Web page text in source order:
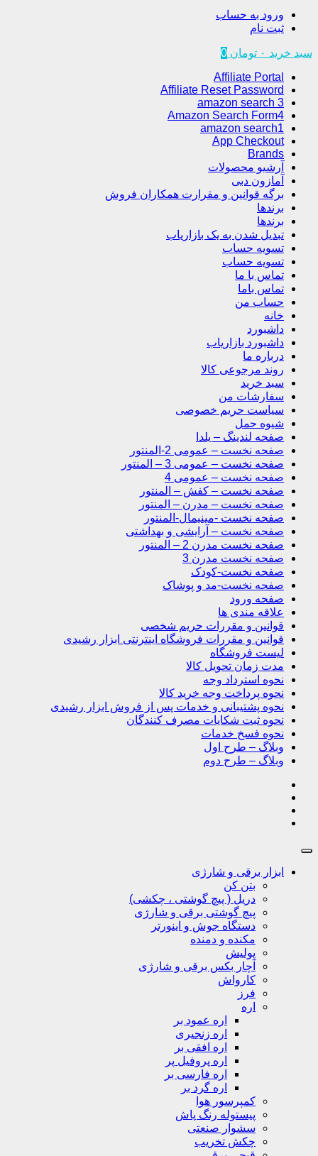
ورود به حساب
ثبت نام
سبد خرید ۰ تومان 0
Affiliate Portal
Affiliate Reset Password
amazon search 3
Amazon Search Form4
amazon search1
App Checkout
Brands
آرشیو محصولات
آمازون دبی
برگه قوانین و مقرارت همکاران فروش
برندها
برندها
تبدیل شدن به یک بازاریاب
تسویه حساب
تسویه حساب
تماس با ما
تماس باما
حساب من
خانه
داشبورد
داشبورد بازاریاب
درباره ما
روند مرجوعی کالا
سبد خرید
سفارشات من
سیاست حریم خصوصی
شیوه حمل
صفحه لندینگ – یلدا
صفحه نخست – عمومی 2-المنتور
صفحه نخست – عمومی 3 – المنتور
صفحه نخست – عمومی 4
صفحه نخست – کفش – المنتور
صفحه نخست – مدرن – المنتور
صفحه نخست -مینیمال-المنتور
صفحه نخست – آرایشی و بهداشتی
صفحه نخست مدرن 2 – المنتور
صفحه نخست مدرن 3
صفحه نخست-کودک
صفحه نخست-مد و پوشاک
صفحه ورود
علاقه مندی ها
قوانین و مقررات حریم شخصی
قوانین و مقررات فروشگاه اینترنتی ابزار رشیدی
لیست فروشگاه
مدت زمان تحویل کالا
نحوه استرداد وجه
نحوه پرداخت وجه خرید کالا
نحوه پشتیبانی و خدمات پس از فروش ابزار رشیدی
نحوه ثبت شکایات مصرف کنندگان
نحوه فسخ خدمات
وبلاگ – طرح اول
وبلاگ – طرح دوم
ابزار برقی و شارژی
بتن کن
دریل ( پیچ گوشتی ، چکشی)
پیچ گوشتی برقی و شارژی
دستگاه جوش و اینورتر
مکنده و دمنده
پولیش
آچار بکس برقی و شارژی
کارواش
فرز
اره
اره عمود بر
اره زنجیری
اره افقی بر
اره پروفیل پر
اره فارسی بر
اره گرد بر
کمپرسور هوا
پیستوله رنگ پاش
سشوار صنعتی
چکش تخریب